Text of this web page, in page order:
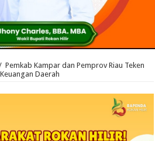
Pemkab Kampar dan Pemprov Riau Teken
Daerah